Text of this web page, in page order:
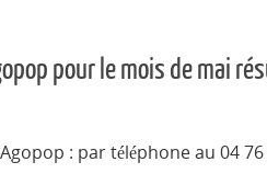
pour le mois de mai
: par téléphone au 04